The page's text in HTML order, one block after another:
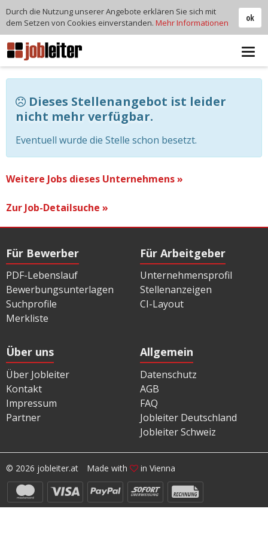
Dieses Stellenangebot ist leider
nicht mehr verfügbar.
Eventuell wurde die Stelle schon besetzt.
Weitere Jobs dieses Unternehmens »
Zur Job-Detailsuche »
Für Bewerber
PDF-Lebenslauf
Bewerbungsunterlagen
Suchprofile
Merkliste
Für Arbeitgeber
Unternehmensprofil
Stellenanzeigen
CI-Layout
Über uns
Über Jobleiter
Kontakt
Impressum
Partner
Allgemein
Datenschutz
AGB
FAQ
Jobleiter Deutschland
Jobleiter Schweiz
© 2026 jobleiter.at Made with in Vienna
ok
Durch die Nutzung unserer Angebote erklären Sie sich mit
dem Setzen von Cookies einverstanden. Mehr Informationen